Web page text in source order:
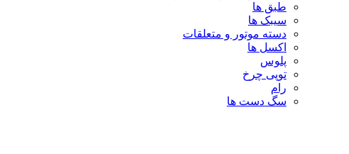
طبق ها
سیبک ها
دسته موتور و متعلقات
اکسل ها
پلوس
توپی چرخ
رام
سگ دست ها